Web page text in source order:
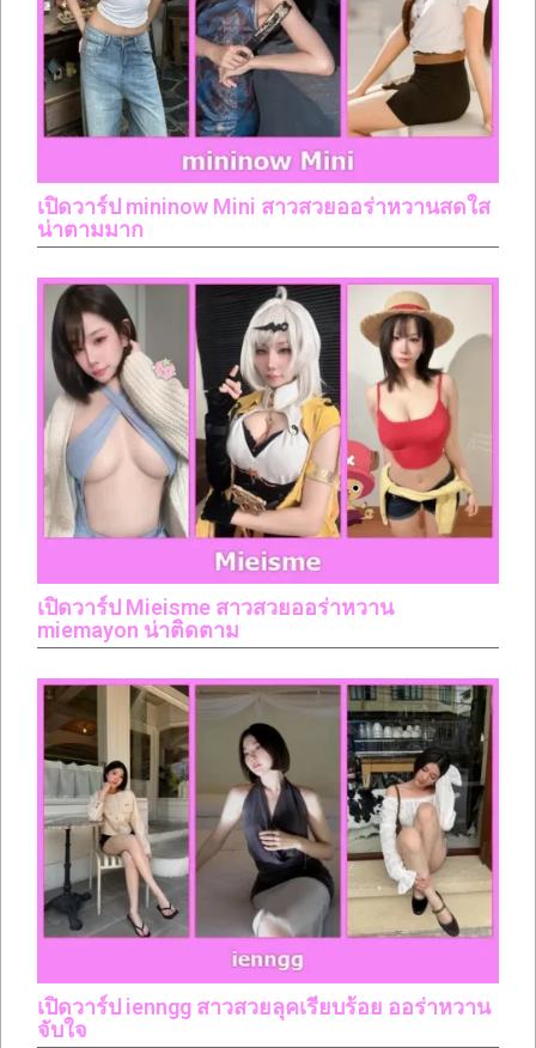
เปิดวาร์ป mininow Mini สาวสวยออร่าหวานสดใส
น่าตามมาก
เปิดวาร์ป Mieisme สาวสวยออร่าหวาน
miemayon น่าติดตาม
เปิดวาร์ป ienngg สาวสวยลุคเรียบร้อย ออร่าหวาน
จับใจ